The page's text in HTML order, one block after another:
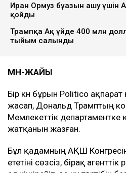
Иран Ормуз бұғазын ашу үшін
қойды
Трампқа Ақ үйде 400 млн
тыйым салынды
МӘН-ЖАЙЫ
Бір күн бұрын Politico ақпарат
жасап, Дональд Трамптың
Мемлекеттік департаментке
жатқанын жазған.
Бұл қадамның АҚШ
ететіні сөзсіз, бірақ